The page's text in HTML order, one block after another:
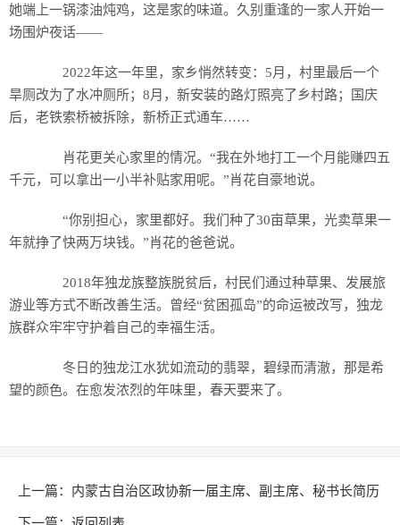
她端上一锅漆油炖鸡，这是家的味道。久别重逢的一家人开始一
场围炉夜话——
2022年这一年里，家乡悄然转变：5月，村里最后一个
旱厕改为了水冲厕所；8月，新安装的路灯照亮了乡村路；国庆
后，老铁索桥被拆除，新桥正式通车……
肖花更关心家里的情况。“我在外地打工一个月能赚四五
千元，可以拿出一小半补贴家用呢。”肖花自豪地说。
“你别担心，家里都好。我们种了30亩草果，光卖草果一
年就挣了快两万块钱。”肖花的爸爸说。
2018年独龙族整族脱贫后，村民们通过种草果、发展旅
游业等方式不断改善生活。曾经“贫困孤岛”的命运被改写，独龙
族群众牢牢守护着自己的幸福生活。
冬日的独龙江水犹如流动的翡翠，碧绿而清澈，那是希
望的颜色。在愈发浓烈的年味里，春天要来了。
上一篇： 内蒙古自治区政协新一届主席、副主席、秘书长简历